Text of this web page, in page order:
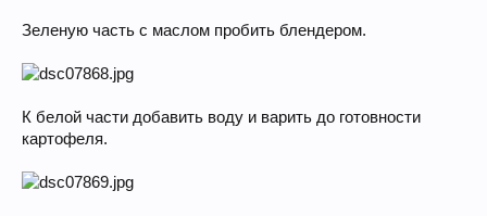
Зеленую часть с маслом пробить блендером.
К белой части добавить воду и варить до готовности
картофеля.